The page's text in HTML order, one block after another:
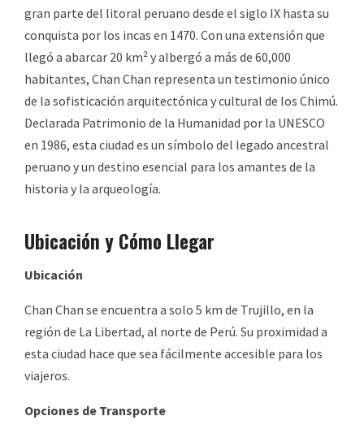
gran parte del litoral peruano desde el siglo IX hasta su
conquista por los incas en 1470. Con una extensión que
llegó a abarcar 20 km² y albergó a más de 60,000
habitantes, Chan Chan representa un testimonio único
de la sofisticación arquitectónica y cultural de los Chimú.
Declarada Patrimonio de la Humanidad por la UNESCO
en 1986, esta ciudad es un símbolo del legado ancestral
peruano y un destino esencial para los amantes de la
historia y la arqueología.
Ubicación y Cómo Llegar
Ubicación
Chan Chan se encuentra a solo 5 km de Trujillo, en la
región de La Libertad, al norte de Perú. Su proximidad a
esta ciudad hace que sea fácilmente accesible para los
viajeros.
Opciones de Transporte